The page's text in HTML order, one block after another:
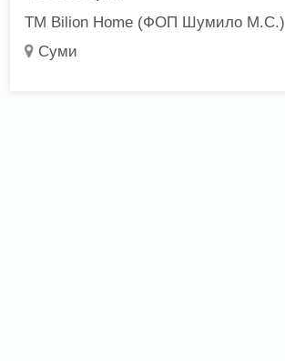
ТМ Bilion Home (ФОП Шумило М.С.)
Суми